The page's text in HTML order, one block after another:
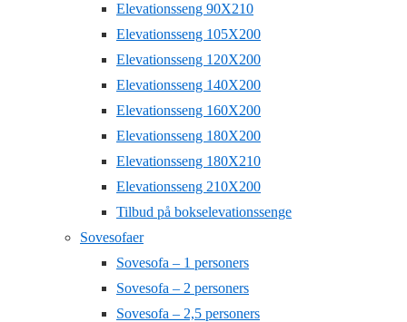
Elevationsseng 90X210
Elevationsseng 105X200
Elevationsseng 120X200
Elevationsseng 140X200
Elevationsseng 160X200
Elevationsseng 180X200
Elevationsseng 180X210
Elevationsseng 210X200
Tilbud på bokselevationssenge
Sovesofaer
Sovesofa – 1 personers
Sovesofa – 2 personers
Sovesofa – 2,5 personers